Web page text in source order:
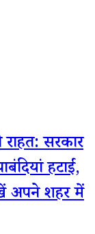
राहत: सरकार
हटाईं,
अपने शहर में